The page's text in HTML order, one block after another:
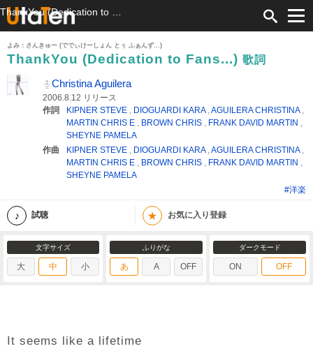
よみ：さんきゅー (ででぃけーしょん とぅ ふぁんず...)
ThankYou (Dedication to Fans...) 歌詞
Christina Aguilera
2006.8.12 リリース
作詞
KIPNER STEVE , DIOGUARDI KARA ,AGUILERA CHRISTINA ,
MARTIN CHRIS E , BROWN CHRIS , FRANK DAVID MARTIN ,
SHEYNE PAMELA
作曲
KIPNER STEVE , DIOGUARDI KARA ,AGUILERA CHRISTINA ,
MARTIN CHRIS E , BROWN CHRIS , FRANK DAVID MARTIN ,
SHEYNE PAMELA
#洋楽
試聴 ★ お気に入り登録
文字サイズ
大 中 小
ふりがな
あ A OFF
ダークモード
ON OFF
It seems like a lifetime